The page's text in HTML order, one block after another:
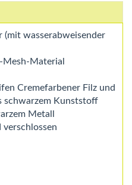
(mit wasserabweisender
Material
Cremefarbener Filz und
schwarzem Kunststoff
Metall